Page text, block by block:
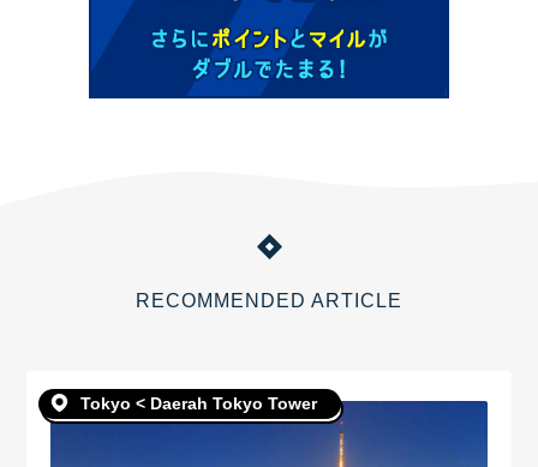
RECOMMENDED ARTICLE
Tokyo < Daerah Tokyo Tower